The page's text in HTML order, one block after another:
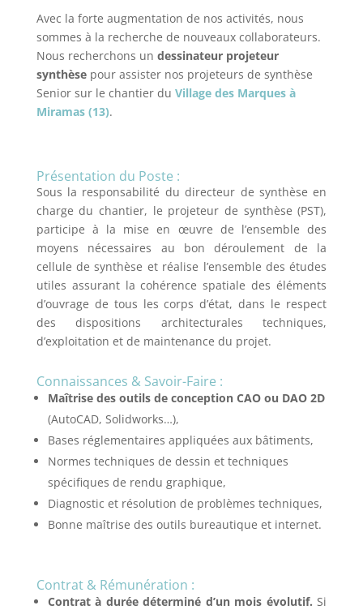
Avec la forte augmentation de nos activités, nous
sommes à la recherche de nouveaux collaborateurs.
Nous recherchons un dessinateur projeteur
synthèsepour assister nos projeteurs de synthèse
Senior sur le chantier du Village des Marques à
Miramas (13).
Présentation du Poste :
Sous la responsabilité du directeur de synthèse en
charge du chantier, le projeteur de synthèse (PST),
participe à la mise en œuvre de l’ensemble des
moyens nécessaires au bon déroulement de la
cellule de synthèse et réalise l’ensemble des études
utiles assurant la cohérence spatiale des éléments
d’ouvrage de tous les corps d’état, dans le respect
des dispositions architecturales techniques,
d’exploitation et de maintenance du projet.
Connaissances & Savoir-Faire :
Maîtrise des outils de conception CAO ou DAO 2D
(AutoCAD, Solidworks…),
Bases réglementaires appliquées aux bâtiments,
Normes techniques de dessin et techniques
spécifiques de rendu graphique,
Diagnostic et résolution de problèmes techniques,
Bonne maîtrise des outils bureautique et internet.
Contrat & Rémunération :
Contrat à durée déterminé d’un mois évolutif. Si